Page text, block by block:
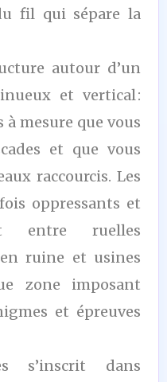
fil qui sépare la
autour d’un
et vertical :
à mesure que vous
et que vous
raccourcis. Les
oppressants et
entre ruelles
ruine et usines
zone imposant
et épreuves
s’inscrit dans